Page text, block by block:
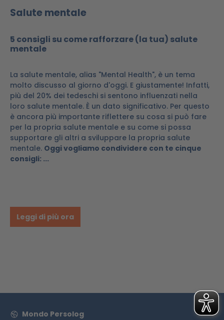
Salute mentale
5 consigli su come rafforzare (la tua) salute
mentale
La salute mentale, alias "Mental Health", è un tema
molto discusso al giorno d'oggi. E giustamente! Infatti,
più del 20% dei tedeschi si sentono influenzati nella
loro salute mentale. È un dato significativo. Per questo
è ancora più importante riflettere su cosa si può fare
per la propria salute mentale e su come si possa
supportare gli altri a sviluppare la propria salute
mentale. Oggi vogliamo condividere con te cinque
consigli: ...
Leggi di più ora
Mondo Persolog